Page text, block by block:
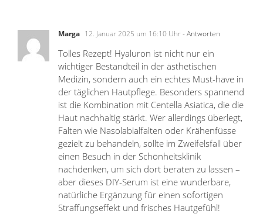
Marga 12. Januar 2025 um 16:10 Uhr- Antworten
Tolles Rezept! Hyaluron ist nicht nur ein
wichtiger Bestandteil in der ästhetischen
Medizin, sondern auch ein echtes Must-have in
der täglichen Hautpflege. Besonders spannend
ist die Kombination mit Centella Asiatica, die die
Haut nachhaltig stärkt. Wer allerdings überlegt,
Falten wie Nasolabialfalten oder Krähenfüsse
gezielt zu behandeln, sollte im Zweifelsfall über
einen Besuch in der Schönheitsklinik
nachdenken, um sich dort beraten zu lassen –
aber dieses DIY-Serum ist eine wunderbare,
natürliche Ergänzung für einen sofortigen
Straffungseffekt und frisches Hautgefühl!